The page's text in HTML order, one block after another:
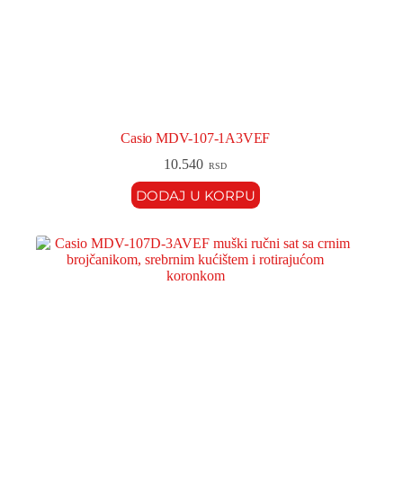
Casio MDV-107-1A3VEF
10.540 RSD
DODAJ U KORPU